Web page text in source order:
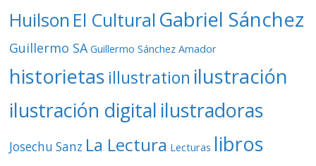
Huilson El Cultural Gabriel Sánchez
Guillermo SA Guillermo Sánchez Amador
historietas illustration ilustración
ilustración digital ilustradoras
Josechu Sanz La Lectura Lecturas libros